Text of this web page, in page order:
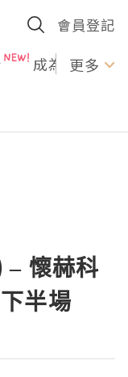
會員登記
成為U更多
– 懷赫科
半場